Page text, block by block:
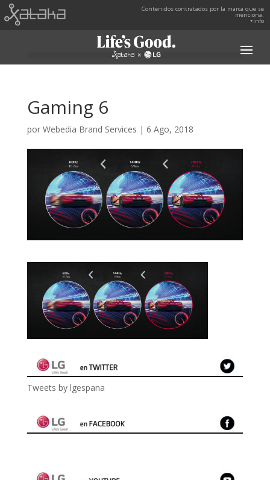
Contenidos contratados por la marca que se
menciona.
+info
Gaming 6
por Webedia Brand Services | 6 Ago, 2018
Tweets by lgespana